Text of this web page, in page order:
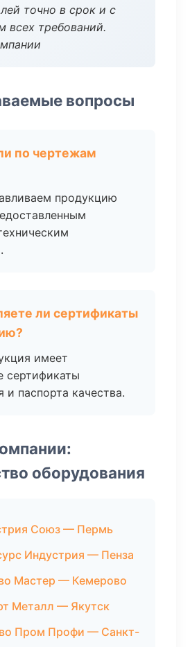
точно в срок и с
всех требований.
вопросы
по чертежам
продукцию
ли сертификаты
имеет
сертификаты
и паспорта качества.
оборудования
Союз — Пермь
Индустрия — Пенза
Мастер — Кемерово
Металл — Якутск
Пром Профи — Санкт-